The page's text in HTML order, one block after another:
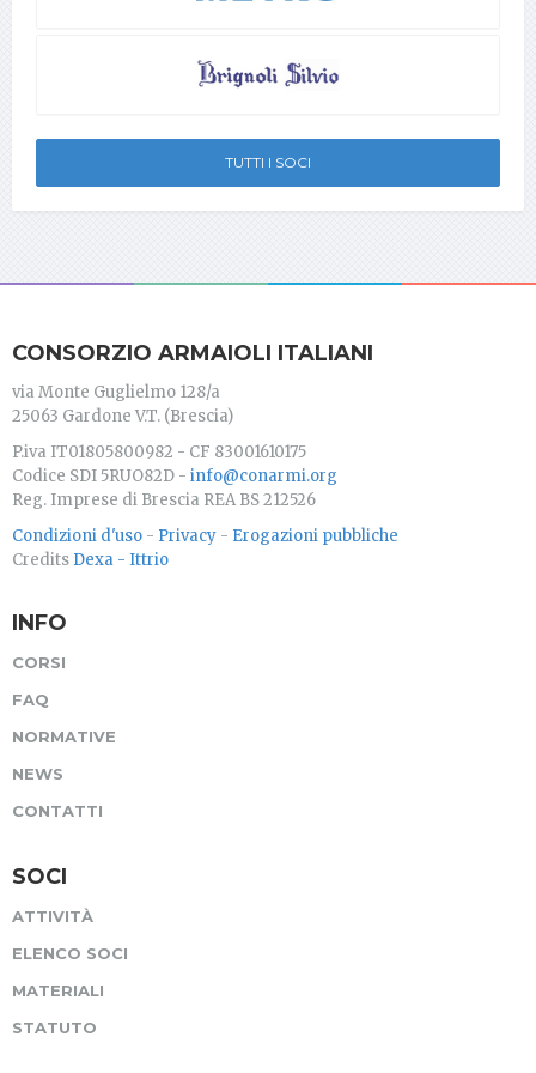
TUTTI I SOCI
CONSORZIO ARMAIOLI ITALIANI
via Monte Guglielmo 128/a
25063 Gardone V.T. (Brescia)
P.iva IT01805800982 - CF 83001610175
Codice SDI 5RUO82D - info@conarmi.org
Reg. Imprese di Brescia REA BS 212526
Condizioni d'uso - Privacy - Erogazioni pubbliche
Credits Dexa - Ittrio
INFO
CORSI
FAQ
NORMATIVE
NEWS
CONTATTI
SOCI
ATTIVITÀ
ELENCO SOCI
MATERIALI
STATUTO